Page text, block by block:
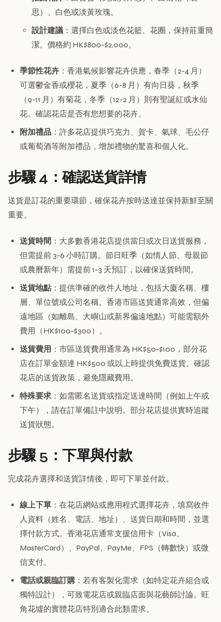
思）、白色或淡黃玫瑰。
設計建議 ：選擇白色或淡色花籃、花圈，保持莊重簡
潔。價格約 HK$800-$2,000。
季節性花卉 ：香港氣候影響花卉供應，春季（2-4 月）
可選鬱金香或櫻花，夏季（6-8 月）有向日葵，秋季
（9-11 月）有菊花，冬季（12-2 月）則有聖誕紅或水仙
花。確認花店是否有您想要的花卉。
附加禮品 ：許多花店提供巧克力、賀卡、氣球、毛公仔
或葡萄酒等附加禮品，增加禮物的驚喜和個人化。
步驟 4：確認送貨詳情
送貨是訂花的重要環節，確保花卉按時送達並保持新鮮至關
重要。
送貨時間 ：大多數香港花店提供當日或次日送貨服務，
但需提前 3-6 小時訂購。節日旺季（如情人節、母親節
或農曆新年）需提前 1-3 天預訂，以確保送貨時間。
送貨地點 ：提供準確的收件人地址，包括大廈名稱、樓
層、單位號或公司名稱。香港市區送貨通常高效，但偏
遠地區（如離島、大嶼山或新界偏遠地點）可能需額外
費用（HK$100-$300）。
送貨費用 ：市區送貨費用通常為 HK$50-$100，部分花
店在訂單金額達 HK$500 或以上時提供免費送貨。確認
花店的送貨政策，避免隱藏費用。
特殊要求 ：如需匿名送貨或指定送達時間（例如上午或
下午），請在訂單備註中說明。部分花店提供實時追蹤
送貨狀態。
步驟 5：下單與付款
完成花卉選擇和送貨詳情後，即可下單並付款。
線上下單 ：在花店網站或應用程式選擇花卉，填寫收件
人資料（姓名、電話、地址）、送貨日期和時間，並選
擇付款方式。香港花店通常支援信用卡（Visa、
MasterCard）、PayPal、PayMe、FPS（轉數快）或微
信支付。
電話或親臨訂購 ：若有客製化需求（如特定花卉組合或
獨特設計），可致電花店或親臨店面與花藝師討論。旺
角花墟的實體花店特別適合此類需求。